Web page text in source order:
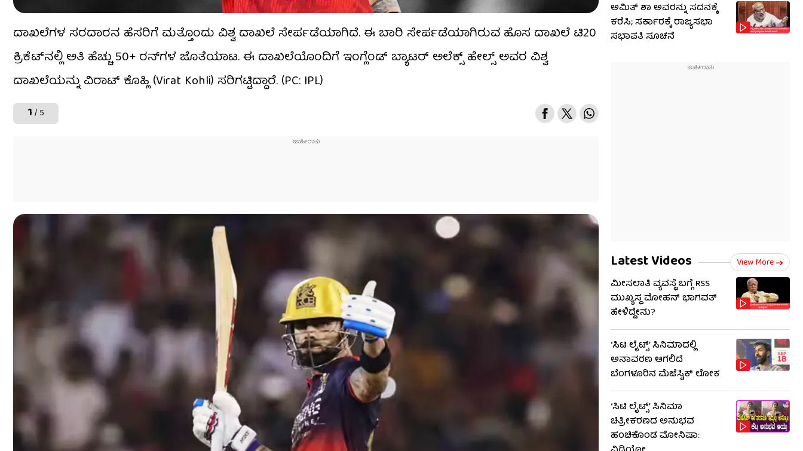
ದಾಖಲೆಗಳ ಸರದಾರನ ಹೆಸರಿಗೆ ಮತ್ತೊಂದು ವಿಶ್ವ ದಾಖಲೆ ಸೇರ್ಪಡೆಯಾಗಿದೆ. ಈ ಬಾರಿ ಸೇರ್ಪಡೆಯಾಗಿರುವ ಹೊಸ ದಾಖಲೆ ಟಿ20
ಕ್ರಿಕೆಟ್‌ನಲ್ಲಿ ಅತಿ ಹೆಚ್ಚು 50+ ರನ್‌ಗಳ ಜೊತೆಯಾಟ. ಈ ದಾಖಲೆಯೊಂದಿಗೆ ಇಂಗ್ಲೆಂಡ್ ಬ್ಯಾಟರ್ ಅಲೆಕ್ಸ್ ಹೇಲ್ಸ್​ ಅವರ ವಿಶ್ವ
ದಾಖಲೆಯನ್ನು ವಿರಾಟ್ ಕೊಹ್ಲಿ (Virat Kohli) ಸರಿಗಟ್ಟಿದ್ದಾರೆ. (PC: IPL)
1 / 5
ಅಮಿತ್ ಶಾ ಅವರನ್ನು ಸದನಕ್ಕೆ
ಕರೆಸಿ; ಸರ್ಕಾರಕ್ಕೆ ರಾಜ್ಯಸಭಾ
ಸಭಾಪತಿ ಸೂಚನೆ
Latest Videos View More
ಮೀಸಲಾತಿ ವ್ಯವಸ್ಥೆ ಬಗ್ಗೆ RSS​
ಮುಖ್ಯಸ್ಥ ಮೋಹನ್ ಭಾಗವತ್
ಹೇಳಿದ್ದೇನು?
‘ಸಿಟಿ ಲೈಟ್ಸ್’ ಸಿನಿಮಾದಲ್ಲಿ
ಅನಾವರಣ ಆಗಲಿದೆ
ಬೆಂಗಳೂರಿನ ಮೆಜೆಸ್ಟಿಕ್ ಲೋಕ
‘ಸಿಟಿ ಲೈಟ್ಸ್’ ಸಿನಿಮಾ
ಚಿತ್ರೀಕರಣದ ಅನುಭವ
ಹಂಚಿಕೊಂಡ ಮೋನಿಷಾ: